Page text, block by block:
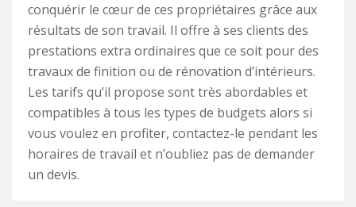
conquérir le cœur de ces propriétaires grâce aux
résultats de son travail. Il offre à ses clients des
prestations extra ordinaires que ce soit pour des
travaux de finition ou de rénovation d’intérieurs.
Les tarifs qu’il propose sont très abordables et
compatibles à tous les types de budgets alors si
vous voulez en profiter, contactez-le pendant les
horaires de travail et n’oubliez pas de demander
un devis.